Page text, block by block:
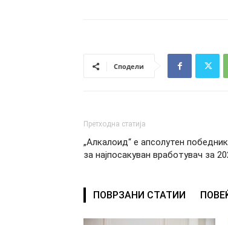
Сподели
Претходна статија
„Алкалоид“ e апсолутен
за најпосакуван вработувач за
ПОВРЗАНИ СТАТИИ